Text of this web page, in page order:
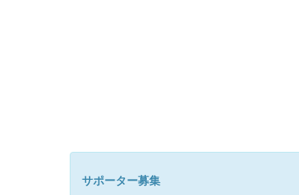
サポーター募集